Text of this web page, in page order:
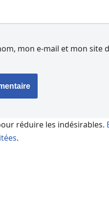
mon e-mail et mon site
réduire les indésirables.
.